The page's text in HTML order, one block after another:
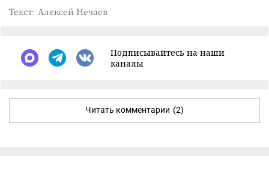
Текст: Алексей Нечаев
Подписывайтесь на наши
каналы
Читать комментарии (2)